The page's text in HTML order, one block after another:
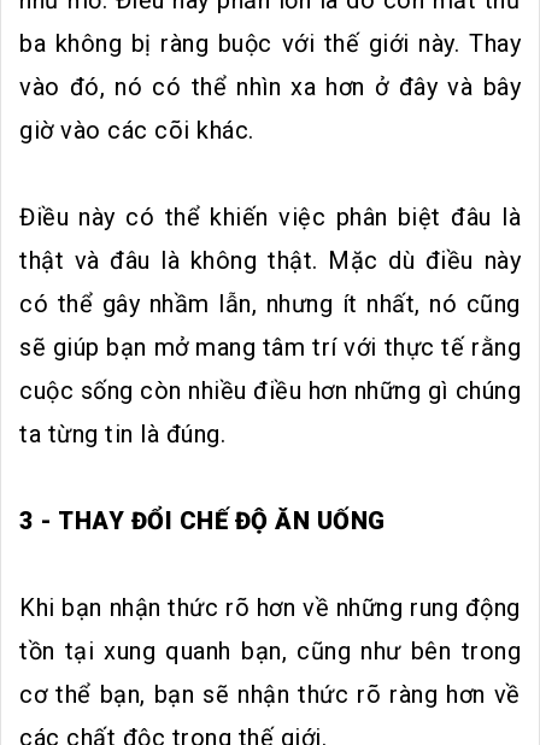
ba không bị ràng buộc với thế giới này. Thay
vào đó, nó có thể nhìn xa hơn ở đây và bây
giờ vào các cõi khác.
Điều này có thể khiến việc phân biệt đâu là
thật và đâu là không thật. Mặc dù điều này
có thể gây nhầm lẫn, nhưng ít nhất, nó cũng
sẽ giúp bạn mở mang tâm trí với thực tế rằng
cuộc sống còn nhiều điều hơn những gì chúng
ta từng tin là đúng.
3 - THAY ĐỔI CHẾ ĐỘ ĂN UỐNG
Khi bạn nhận thức rõ hơn về những rung động
tồn tại xung quanh bạn, cũng như bên trong
cơ thể bạn, bạn sẽ nhận thức rõ ràng hơn về
các chất độc trong thế giới.